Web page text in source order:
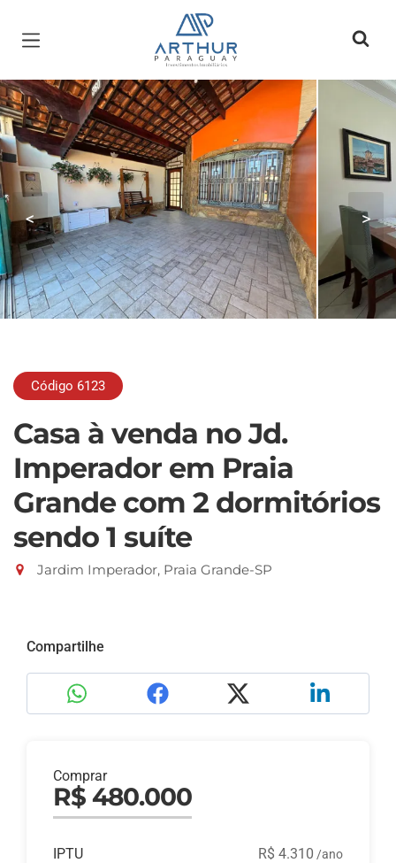
Página inicial
< >
Código 6123
Casa à venda no Jd.
Imperador em Praia
Grande com 2 dormitórios
sendo 1 suíte
Jardim Imperador, Praia Grande-SP
Compartilhe
Comprar
R$ 480.000
IPTU R$ 4.310 /ano